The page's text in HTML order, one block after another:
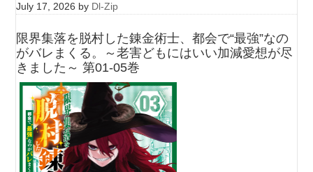
July 17, 2026 by Dl-Zip
限界集落を脱村した錬金術士、都会で“最強”なの
がバレまくる。～老害どもにはいい加減愛想が尽
きました～ 第01-05巻